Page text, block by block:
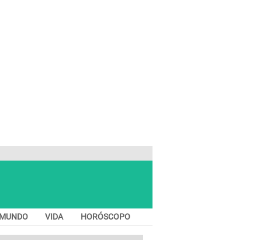
MUNDO VIDA HORÓSCOPO